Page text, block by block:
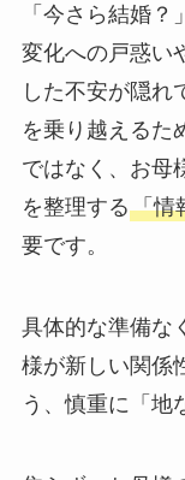
「今さら結婚？
変化への戸惑い
した不安が隠れ
を乗り越えるた
ではなく、お母
を整理する「情
要です。
具体的な準備な
様が新しい関係
う、慎重に「地